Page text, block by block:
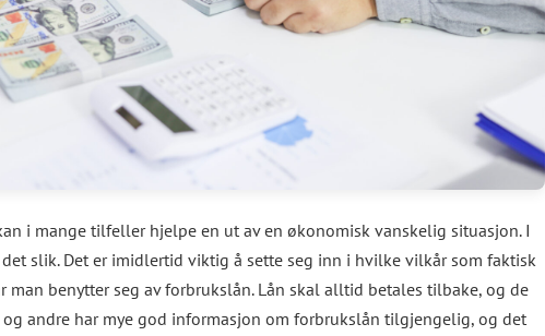
i mange tilfeller hjelpe en ut av en økonomisk vanskelig situasjon. I
slik. Det er imidlertid viktig å sette seg inn i hvilke vilkår som faktisk
man benytter seg av forbrukslån. Lån skal alltid betales tilbake, og de
og andre har mye god informasjon om forbrukslån tilgjengelig, og det